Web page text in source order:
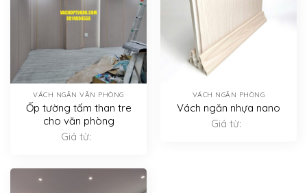
VÁCH NGĂN VĂN PHÒNG
Ốp tường tấm than tre
cho văn phòng
Giá từ:
VÁCH NGĂN PHÒNG
Vách ngăn nhựa nano
Giá từ: